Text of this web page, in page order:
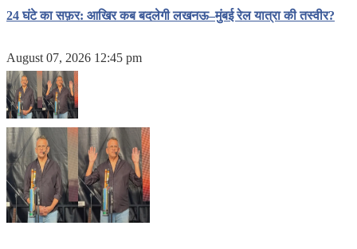
24 घंटे का सफ़र: आखिर कब बदलेगी लखनऊ–मुंबई रेल यात्रा की तस्वीर?
August 07, 2026 12:45 pm